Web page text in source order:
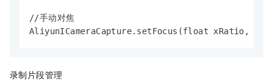
//手动对焦
AliyunICameraCapture.setFocus(float xRatio,
录制片段管理